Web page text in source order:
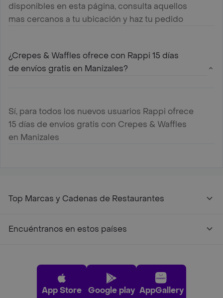
disponibles en esta página, consulta aquellos
mas cercanos a tu ubicación y haz tu pedido
¿Crepes & Waffles ofrece con Rappi 15 días
de envíos gratis en Manizales?
Sí, para todos los nuevos usuarios Rappi ofrece
15 días de envíos gratis con Crepes & Waffles
en Manizales
Top Marcas y Cadenas de Restaurantes
Encuéntranos en estos países
App Store Google play AppGallery